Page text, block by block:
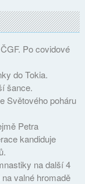
Po covidové
do Tokia.
šance.
Světového poháru
Petra
kandiduje
na další 4
valné hromadě